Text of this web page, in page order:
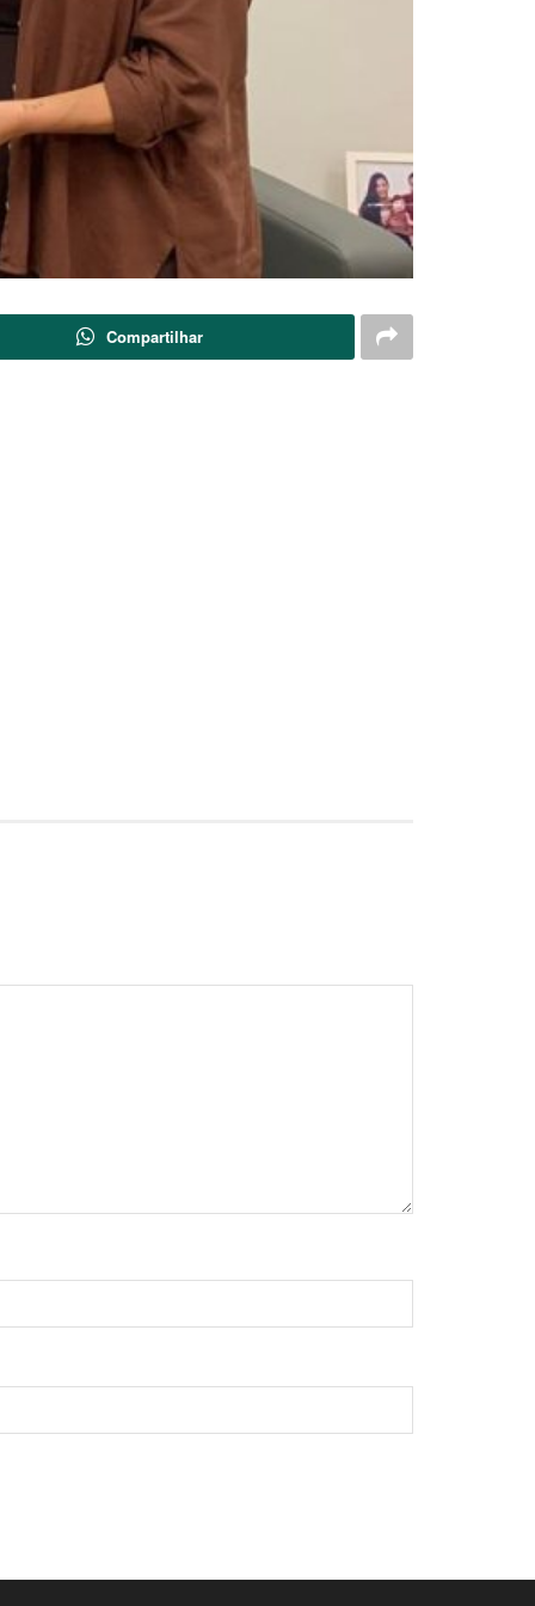
Compartilhar